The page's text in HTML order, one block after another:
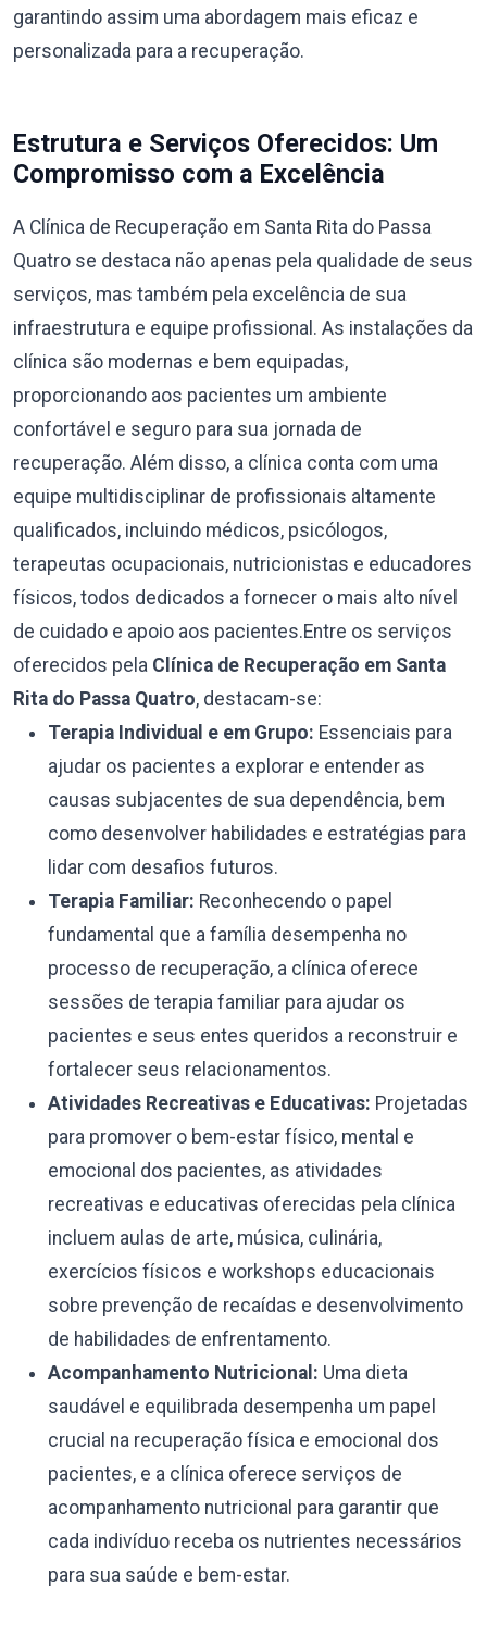
garantindo assim uma abordagem mais eficaz e
personalizada para a recuperação.
Estrutura e Serviços Oferecidos: Um
Compromisso com a Excelência
A Clínica de Recuperação em Santa Rita do Passa
Quatro se destaca não apenas pela qualidade de seus
serviços, mas também pela excelência de sua
infraestrutura e equipe profissional. As instalações da
clínica são modernas e bem equipadas,
proporcionando aos pacientes um ambiente
confortável e seguro para sua jornada de
recuperação. Além disso, a clínica conta com uma
equipe multidisciplinar de profissionais altamente
qualificados, incluindo médicos, psicólogos,
terapeutas ocupacionais, nutricionistas e educadores
físicos, todos dedicados a fornecer o mais alto nível
de cuidado e apoio aos pacientes.Entre os serviços
oferecidos pela Clínica de Recuperação em Santa
Rita do Passa Quatro, destacam-se:
Terapia Individual e em Grupo: Essenciais para
ajudar os pacientes a explorar e entender as
causas subjacentes de sua dependência, bem
como desenvolver habilidades e estratégias para
lidar com desafios futuros.
Terapia Familiar: Reconhecendo o papel
fundamental que a família desempenha no
processo de recuperação, a clínica oferece
sessões de terapia familiar para ajudar os
pacientes e seus entes queridos a reconstruir e
fortalecer seus relacionamentos.
Atividades Recreativas e Educativas: Projetadas
para promover o bem-estar físico, mental e
emocional dos pacientes, as atividades
recreativas e educativas oferecidas pela clínica
incluem aulas de arte, música, culinária,
exercícios físicos e workshops educacionais
sobre prevenção de recaídas e desenvolvimento
de habilidades de enfrentamento.
Acompanhamento Nutricional: Uma dieta
saudável e equilibrada desempenha um papel
crucial na recuperação física e emocional dos
pacientes, e a clínica oferece serviços de
acompanhamento nutricional para garantir que
cada indivíduo receba os nutrientes necessários
para sua saúde e bem-estar.